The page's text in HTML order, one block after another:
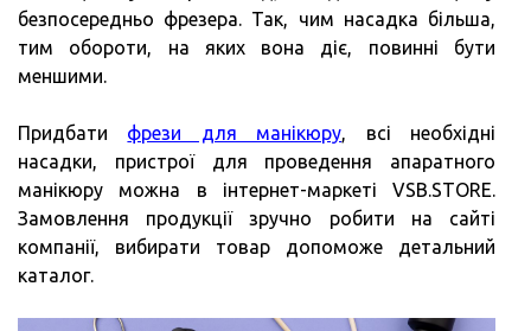
безпосередньо фрезера. Так, чим насадка більша,
тим обороти, на яких вона діє, повинні бути
меншими.
Придбати фрези для манікюру, всі необхідні
насадки, пристрої для проведення апаратного
манікюру можна в інтернет-маркеті VSB.STORE.
Замовлення продукції зручно робити на сайті
компанії, вибирати товар допоможе детальний
каталог.